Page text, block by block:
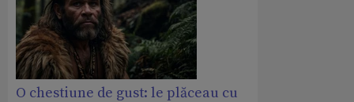
O chestiune de gust: le plăceau cu